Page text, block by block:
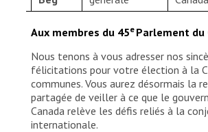
Aux membres du 45e Parlement du
Nous tenons à vous adresser nos
félicitations pour votre élection à la
communes. Vous aurez désormais la
partagée de veiller à ce que le
Canada relève les défis reliés à la
internationale.